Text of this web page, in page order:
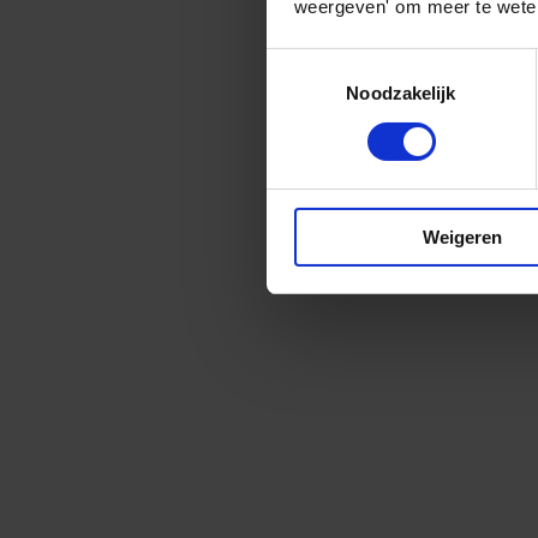
weergeven' om meer te
Noodzakelijk
Weigeren